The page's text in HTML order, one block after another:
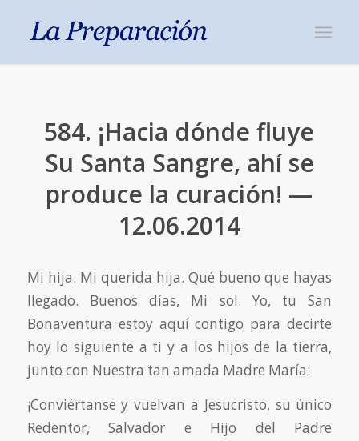
584. ¡Hacia dónde fluye
Su Santa Sangre, ahí se
produce la curación! —
12.06.2014
Mi hija. Mi querida hija. Qué bueno que hayas
llegado. Buenos días, Mi sol. Yo, tu San
Bonaventura estoy aquí contigo para decirte
hoy lo siguiente a ti y a los hijos de la tierra,
junto con Nuestra tan amada Madre María:
¡Conviértanse y vuelvan a Jesucristo, su único
Redentor, Salvador e Hijo del Padre